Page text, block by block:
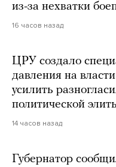
из-за нехватки
16 часов назад
ЦРУ создало
давления на
усилить
политической
14 часов назад
Губернатор